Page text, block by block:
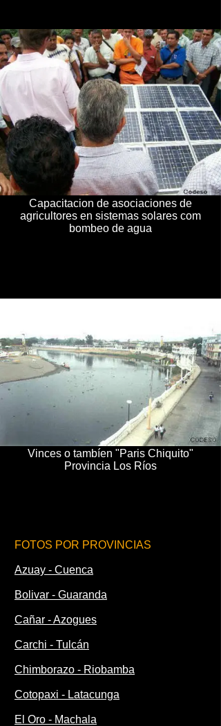
Vinces o tambíen "Paris Chiquito"
Provincia Los Ríos
Capacitacion de asociaciones de
agricultores en sistemas solares com
bombeo de agua
FOTOS POR PROVINCIAS
Azuay - Cuenca
Bolivar - Guaranda
Cañar - Azogues
Carchi - Tulcán
Chimborazo - Riobamba
Cotopaxi - Latacunga
El Oro - Machala